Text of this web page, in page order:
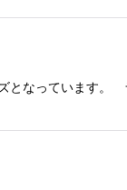
なっています。